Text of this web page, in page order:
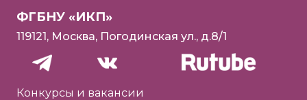
ФГБНУ «ИКП»
119121, Москва, Погодинская ул., д.8/1
Конкурсы и вакансии